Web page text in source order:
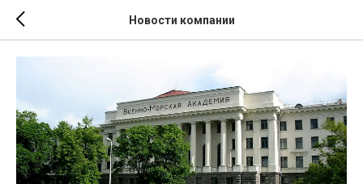
Новости компании